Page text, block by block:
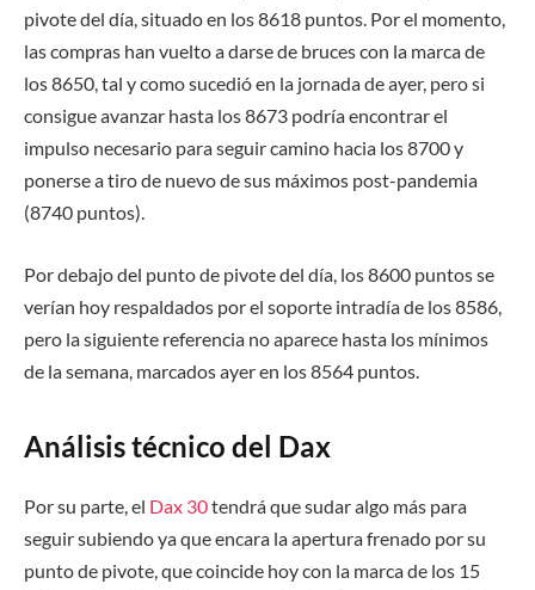
pivote del día, situado en los 8618 puntos. Por el momento,
las compras han vuelto a darse de bruces con la marca de
los 8650, tal y como sucedió en la jornada de ayer, pero si
consigue avanzar hasta los 8673 podría encontrar el
impulso necesario para seguir camino hacia los 8700 y
ponerse a tiro de nuevo de sus máximos post-pandemia
(8740 puntos).
Por debajo del punto de pivote del día, los 8600 puntos se
verían hoy respaldados por el soporte intradía de los 8586,
pero la siguiente referencia no aparece hasta los mínimos
de la semana, marcados ayer en los 8564 puntos.
Análisis técnico del Dax
Por su parte, el Dax 30tendrá que sudar algo más para
seguir subiendo ya que encara la apertura frenado por su
punto de pivote, que coincide hoy con la marca de los 15